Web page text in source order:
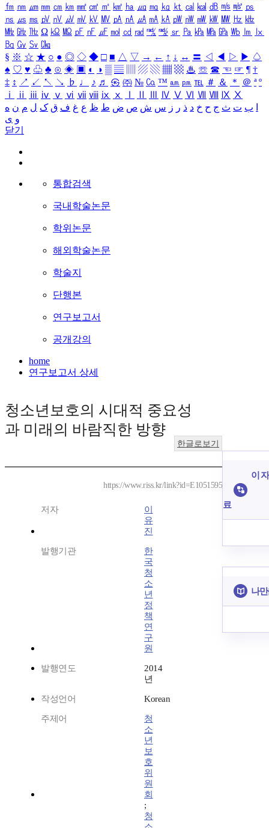
㎙ ㎚ ㎛ ㎜ ㎝ ㎞ ㎟ ㎠ ㎡ ㎢ ㏊ ㎍ ㎎ ㎏ ㏏ ㎈ ㎉ ㏈ ㎧ ㎨ ㎰
㎱ ㎲ ㎳ ㎴ ㎵ ㎶ ㎷ ㎸ ㎹ ㎀ ㎁ ㎂ ㎃ ㎄ ㎺ ㎻ ㎽ ㎾ ㎿ ㎐ ㎑
㎒ ㎓ ㎔ Ω ㏀ ㏁ ㎊ ㎋ ㎌ ㏖ ㏅ ㎭ ㎮ ㎯ ㏛ ㎩ ㎪ ㎫ ㎬ ㏝ ㏐
㏓
㏃ ㏉ ㏜ ㏆
§ ※ ☆ ★ ○ ● ◎ ◇ ◆ □ ■ △ ▽ → ← ↑ ↓ ↔ 〓 ◁ ◀ ▷ ▶ ♤
♠ ♡ ♥ ♧ ♣ ⊙ ◈ ▣ ◐ ◑ ▒ ▤ ▨ ▧ ▦ ▩ ♨ ☏ ☎ ☜ ☞ ¶ †
‡ ↕ ↗ ↙ ↖ ↘ ♭ ♩ ♪ ♬ ㉿ ㈜ № ㏇ ™ ㏂ ㏘ ℡ ＃ ＆ ＊ ＠ ª º
ⅰ
ⅱ ⅲ ⅳ ⅴ ⅵ ⅶ ⅷ ⅸ ⅹ Ⅳ Ⅴ Ⅵ Ⅶ Ⅷ Ⅸ Ⅹ
ب ت ث ج ح خ د ذ ر ز س ش ص ض ط ظ ع غ ف ق ک ل م ن ه
و ی
닫기
통합검색
국내학술논문
학위논문
해외학술논문
학술지
단행본
연구보고서
공개강의
home
연구보고서 상세
청소년보호의 시대적 중요성
과 미래의 바람직한 방향
한글로보기
https://www.riss.kr/link?id=E1051595
저자
이
유
진
발행기관
한
국
청
소
년
정
책
연
구
원
발행연도
2014
년
작성언어 Korean
주제어
청
소
년
보
호
위
원
회
;
청
이
료
나